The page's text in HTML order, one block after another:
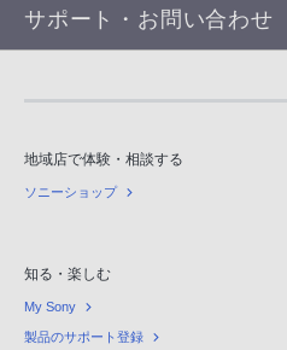
サポート・お問い合わせ
地域店で体験・相談する
ソニーショップ
知る・楽しむ
My Sony
製品のサポート登録